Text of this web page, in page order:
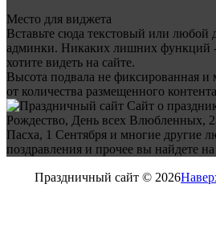
Место для виджета
Вставьте сюда текстовый или любой
админки. Никаких лишних функций
хотите видеть на сайте.
Высота подвала не фиксированная и
от количества размещенного
Сайт о
Рождество, День всех Влюбленных,
Пасха, 1 Сентября и многие другие
поздравления и прочее вы найдете
Праздничный сайт © 2026